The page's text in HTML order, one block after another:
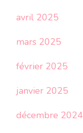
avril 2025
mars 2025
février 2025
janvier 2025
décembre 2024